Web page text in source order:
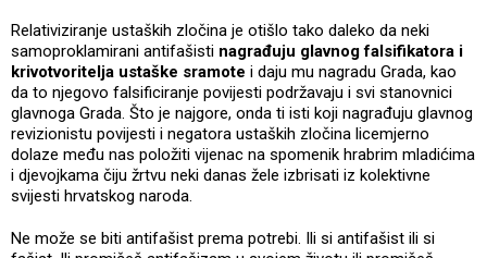
Relativiziranje ustaških zločina je otišlo tako daleko da neki
samoproklamirani antifašisti nagrađuju glavnog falsifikatora i
krivotvoritelja ustaške sramote i daju mu nagradu Grada, kao
da to njegovo falsificiranje povijesti podržavaju i svi stanovnici
glavnoga Grada. Što je najgore, onda ti isti koji nagrađuju glavnog
revizionistu povijesti i negatora ustaških zločina licemjerno
dolaze među nas položiti vijenac na spomenik hrabrim mladićima
i djevojkama čiju žrtvu neki danas žele izbrisati iz kolektivne
svijesti hrvatskog naroda.
Ne može se biti antifašist prema potrebi. Ili si antifašist ili si